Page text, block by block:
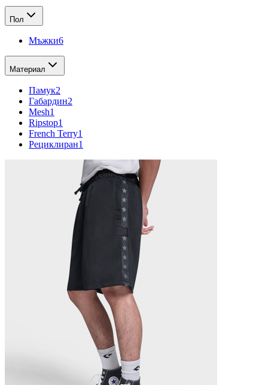
Пол
Мъжки6
Материал
Памук2
Габардин2
Mesh1
Ripstop1
French Terry1
Рециклиран1